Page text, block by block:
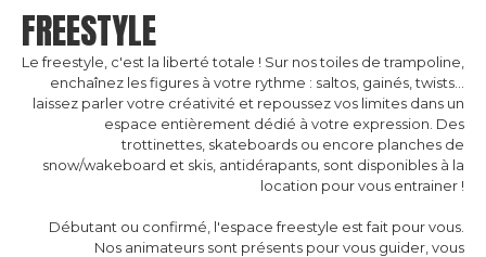
FREESTYLE
Le freestyle, c'est la liberté totale ! Sur nos toiles de trampoline,
enchaînez les figures à votre rythme : saltos, gainés, twists…
laissez parler votre créativité et repoussez vos limites dans un
espace entièrement dédié à votre expression. Des
trottinettes, skateboards ou encore planches de
snow/wakeboard et skis, antidérapants, sont disponibles à la
location pour vous entrainer !
Débutant ou confirmé, l'espace freestyle est fait pour vous.
Nos animateurs sont présents pour vous guider, vous